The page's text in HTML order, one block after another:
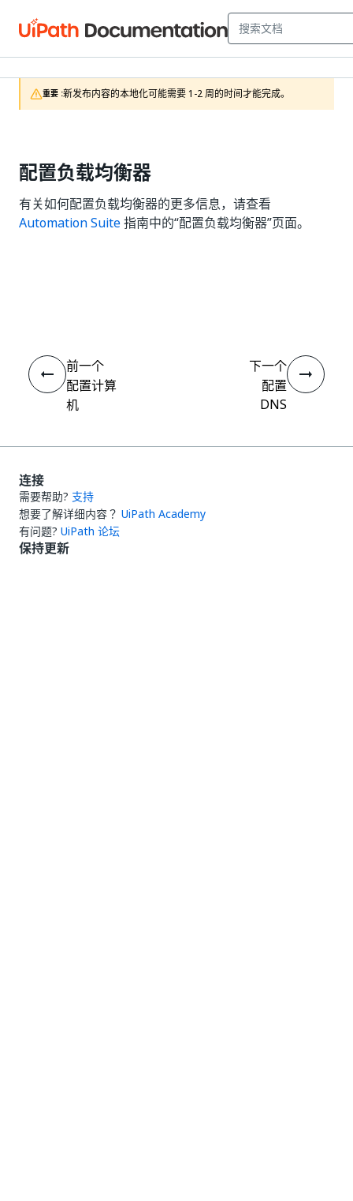
重要 :新发布内容的本地化可能需要 1-2 周的时间才能完成。
配置负载均衡器
有关如何配置负载均衡器的更多信息，请查看
Automation Suite指南中的“配置负载均衡器”页面。
前一个
配置计算
机
下一个
配置
DNS
连接
需要帮助? 支持
想要了解详细内容？ UiPath Academy
有问题? UiPath 论坛
保持更新